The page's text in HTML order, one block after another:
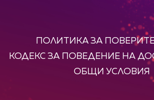
ПОЛИТИКА ЗА
КОДЕКС ЗА ПОВЕДЕНИЕ НА
ОБЩИ УСЛОВИЯ